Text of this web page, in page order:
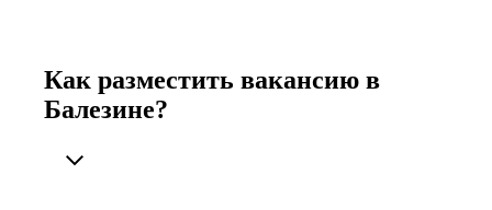
Как разместить вакансию в
Балезине?